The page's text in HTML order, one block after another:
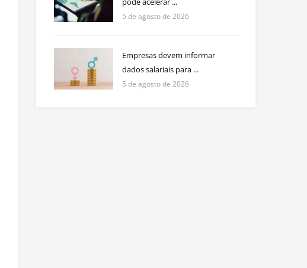
5 de agosto de 2026
Empresas devem informar
dados salariais para ...
5 de agosto de 2026